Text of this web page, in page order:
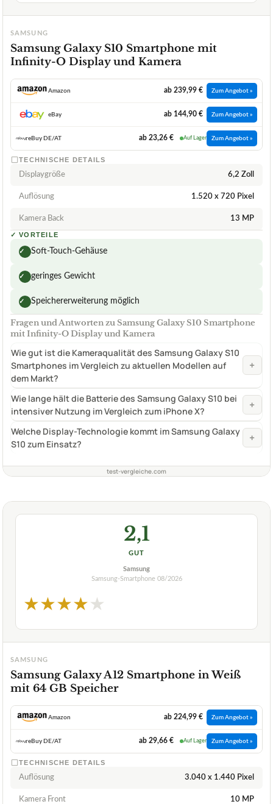
SAMSUNG
Samsung Galaxy S10 Smartphone mit
Infinity-O Display und Kamera
Amazon ab 239,99 € Zum Angebot »
eBay ab 144,90 € Zum Angebot »
reBuy DE/AT ab 23,26 € Auf Lager Zum Angebot »
TECHNISCHE DETAILS
Displaygröße 6,2 Zoll
Auflösung 1.520 x 720 Pixel
Kamera Back 13 MP
✓ VORTEILE
✓ Soft-Touch-Gehäuse
✓ geringes Gewicht
✓ Speichererweiterung möglich
Fragen und Antworten zu Samsung Galaxy S10 Smartphone
mit Infinity-O Display und Kamera
Wie gut ist die Kameraqualität des Samsung Galaxy S10
Smartphones im Vergleich zu aktuellen Modellen auf
dem Markt?
+
Wie lange hält die Batterie des Samsung Galaxy S10 bei
intensiver Nutzung im Vergleich zum iPhone X?
+
Welche Display-Technologie kommt im Samsung Galaxy
S10 zum Einsatz?
+
test-vergleiche.com
2,1
GUT
Samsung
Samsung-Smartphone 08/2026
★★★★★
SAMSUNG
Samsung Galaxy A12 Smartphone in Weiß
mit 64 GB Speicher
Amazon ab 224,99 € Zum Angebot »
reBuy DE/AT ab 29,66 € Auf Lager Zum Angebot »
TECHNISCHE DETAILS
Auflösung 3.040 x 1.440 Pixel
Kamera Front 10 MP